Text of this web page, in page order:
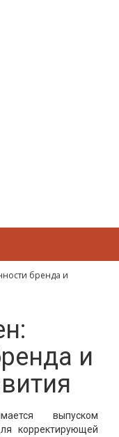
бренда и
и
выпуском
корректирующей